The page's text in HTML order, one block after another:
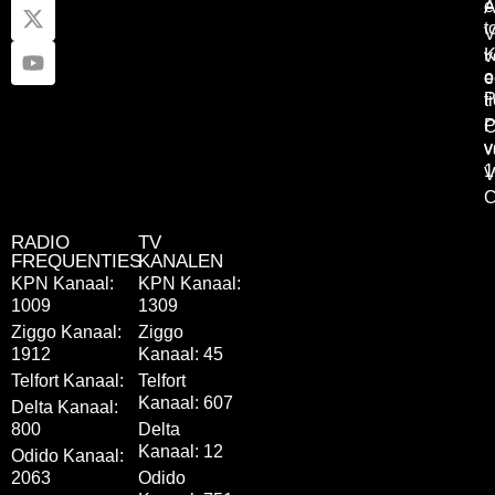
RADIO
FREQUENTIES
KPN Kanaal:
1009
Ziggo Kanaal:
1912
Telfort Kanaal:
Delta Kanaal:
800
Odido Kanaal:
2063
TV
KANALEN
KPN Kanaal:
1309
Ziggo
Kanaal: 45
Telfort
Kanaal: 607
Delta
Kanaal: 12
Odido